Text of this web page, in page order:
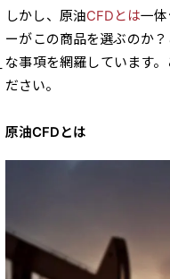
しかし、原油CFDとは一
ーがこの商品を選ぶのか？
な事項を網羅しています
ださい。
原油CFDとは